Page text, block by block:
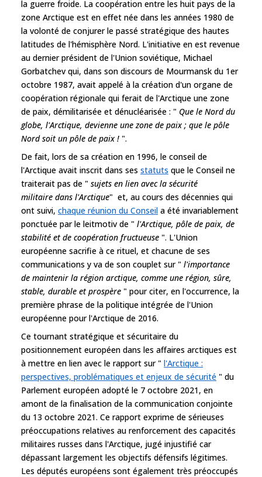
la guerre froide. La coopération entre les huit pays de la
zone Arctique est en effet née dans les années 1980 de
la volonté de conjurer le passé stratégique des hautes
latitudes de l'hémisphère Nord. L'initiative en est revenue
au dernier président de l'Union soviétique, Michael
Gorbatchev qui, dans son discours de Mourmansk du 1er
octobre 1987, avait appelé à la création d'un organe de
coopération régionale qui ferait de l'Arctique une zone
de paix, démilitarisée et dénucléarisée : " Que le Nord du
globe, l'Arctique, devienne une zone de paix ; que le pôle
Nord soit un pôle de paix ! ".
De fait, lors de sa création en 1996, le conseil de
l'Arctique avait inscrit dans ses statuts que le Conseil ne
traiterait pas de " sujets en lien avec la sécurité
militaire dans l'Arctique" et, au cours des décennies qui
ont suivi, chaque réunion du Conseil a été invariablement
ponctuée par le leitmotiv de " l'Arctique, pôle de paix, de
stabilité et de coopération fructueuse ". L'Union
européenne sacrifie à ce rituel, et chacune de ses
communications y va de son couplet sur " l'importance
de maintenir la région arctique, comme une région, sûre,
stable, durable et prospère " pour citer, en l'occurrence, la
première phrase de la politique intégrée de l'Union
européenne pour l'Arctique de 2016.
Ce tournant stratégique et sécuritaire du
positionnement européen dans les affaires arctiques est
à mettre en lien avec le rapport sur " l'Arctique :
perspectives, problématiques et enjeux de sécurité " du
Parlement européen adopté le 7 octobre 2021, en
amont de la finalisation de la communication conjointe
du 13 octobre 2021. Ce rapport exprime de sérieuses
préoccupations relatives au renforcement des capacités
militaires russes dans l'Arctique, jugé injustifié car
dépassant largement les objectifs défensifs légitimes.
Les députés européens sont également très préoccupés